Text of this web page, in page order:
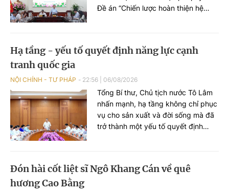
Đề án “Chiến lược hoàn thiện hệ
Hạ tầng - yếu tố quyết định năng lực cạnh
tranh quốc gia
NỘI CHÍNH - TƯ PHÁP 22:56 06/08/2026
Tổng Bí thư, Chủ tịch nước Tô Lâm
nhấn mạnh, hạ tầng không chỉ phục
vụ cho sản xuất và đời sống mà đã
trở thành một yếu tố quyết định
để phát triển năng lực sản xuất
Đón hài cốt liệt sĩ Ngô Khang Cán về quê
hương Cao Bằng